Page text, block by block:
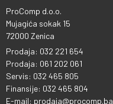
ProComp d.o.o.
Mujagića sokak 15
72000 Zenica
Prodaja: 032 221 654
Prodaja: 061 202 061
Servis: 032 465 805
Finansije: 032 465 804
E-mail: prodaja@procomp.ba